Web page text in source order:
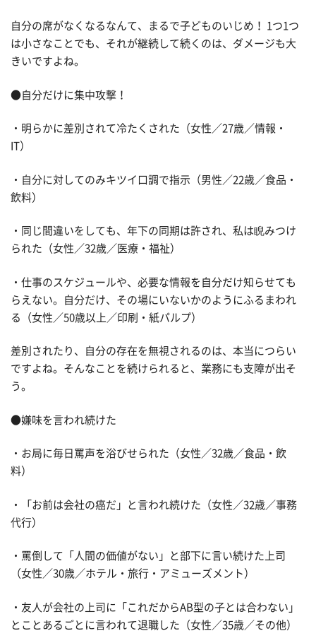
自分の席がなくなるなんて、まるで子どものいじめ！ 1つ1つ
は小さなことでも、それが継続して続くのは、ダメージも大
きいですよね。
●自分だけに集中攻撃！
・明らかに差別されて冷たくされた（女性／27歳／情報・
IT）
・自分に対してのみキツイ口調で指示（男性／22歳／食品・
飲料）
・同じ間違いをしても、年下の同期は許され、私は睨みつけ
られた（女性／32歳／医療・福祉）
・仕事のスケジュールや、必要な情報を自分だけ知らせても
らえない。自分だけ、その場にいないかのようにふるまわれ
る（女性／50歳以上／印刷・紙パルプ）
差別されたり、自分の存在を無視されるのは、本当につらい
ですよね。そんなことを続けられると、業務にも支障が出そ
う。
●嫌味を言われ続けた
・お局に毎日罵声を浴びせられた（女性／32歳／食品・飲
料）
・「お前は会社の癌だ」と言われ続けた（女性／32歳／事務
代行）
・罵倒して「人間の価値がない」と部下に言い続けた上司
（女性／30歳／ホテル・旅行・アミューズメント）
・友人が会社の上司に「これだからAB型の子とは合わない」
とことあるごとに言われて退職した（女性／35歳／その他）